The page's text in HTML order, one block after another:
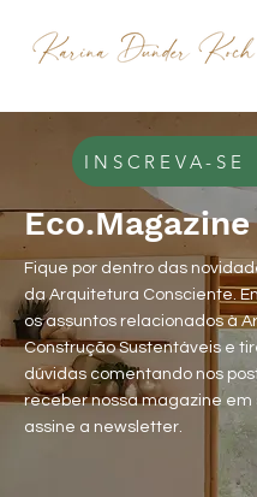
INSCREVA-SE
Eco.Magazine
Fique por dentro das
da Arquitetura Consciente.
os assuntos relacionados à
Construção Sustentáveis e
dúvidas comentando nos
receber nossa magazine em
assine a newsletter.